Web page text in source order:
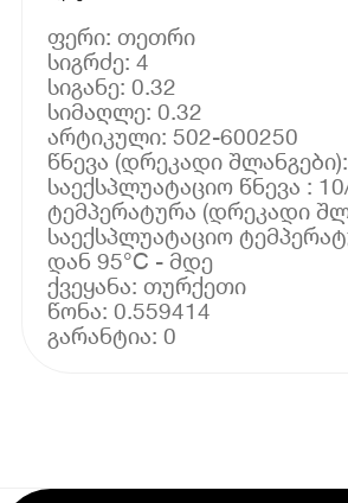
ფერი: თეთრი
სიგრძე: 4
სიგანე: 0.32
სიმაღლე: 0.32
არტიკული: 502-600250
წნევა (დრეკადი შლანგები):
საექსპლუატაციო წნევა :
ტემპერატურა (დრეკადი
საექსპლუატაციო
დან 95°C - მდე
ქვეყანა: თურქეთი
წონა: 0.559414